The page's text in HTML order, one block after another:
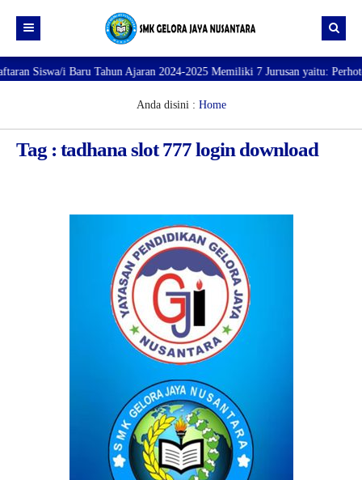
Beranda
PROFILE SEKOLAH
VISI dan MISI
Direktori
DATA SISWA
JURUSAN
Siswa/i Baru Tahun Ajaran 2024-2025 Memiliki 7 Jurusan yaitu:
Anda disini : Home
Tag : tadhana slot 777 login download